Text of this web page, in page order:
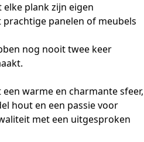
plank zijn eigen
panelen of meubels
nog nooit twee keer
warme en charmante sfeer,
hout en een passie voor
met een uitgesproken